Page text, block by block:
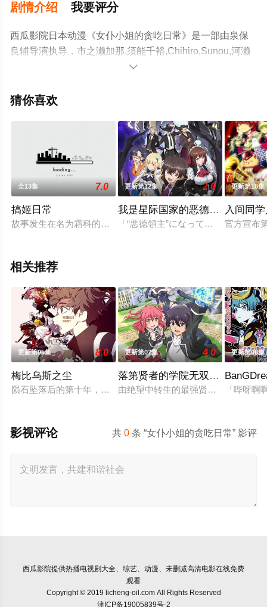
剧情介绍 我要评分
西瓜影院日本动漫《女仆小姐的贪吃日常》是一部由泉保
良辅导演执导，市之濑加那,須能千裕,Chihiro,Sunou,河濑
茉希,石上静香,五十岚裕美,佐久间大介等演员精彩演绎的日
瓜影视，更多剧情信息可移步至豆瓣动漫、电视猫或剧情

猜你喜欢
全13集 7.0
搞姬日常
故事发生在名为霜科的高级中学里，有川姬（桑原由气 配音）
更新第12集 2.0
我是星际国家的恶德领主！
「“悪徳領主”になって、好き勝手
更新第18集
入间同
官方宣布
相关推荐
更新第05集 8.0
梅比乌斯之尘
陨石坠落后的第十年，由于巨大结晶释放出的神秘粒子“梅比乌
更新第07集 4.0
落第贤者的学院无双 第二回转
由绝望中转生的最强贤者，到400年
更新第08集
「哔呀
共0 条 “女仆小姐的贪吃日常” 影评
影视评论
西瓜影院提供热播电视剧大全、综艺、动漫、未删减高清电影在线免费
观看
Copyright © 2019 licheng-oil.com All Rights Reserved
津ICP备19005839号-2